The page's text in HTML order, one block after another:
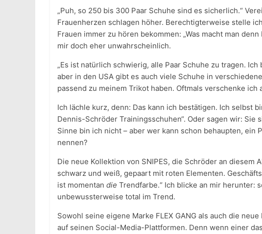
„Puh, so 250 bis 300 Paar Schuhe sind es sicherlich.“
Frauenherzen schlagen höher. Berechtigterweise stelle
Frauen immer zu hören bekommen: „Was macht man
mir doch eher unwahrscheinlich.
„Es ist natürlich schwierig, alle Paar Schuhe zu tragen.
aber in den USA gibt es auch viele Schuhe in
passend zu meinem Trikot haben. Oftmals verschenke ich
Ich lächle kurz, denn: Das kann ich bestätigen. Ich selbst
Dennis-Schröder Trainingsschuhen“. Oder sagen wir: Sie
Sinne bin ich nicht – aber wer kann schon behaupten, ein
nennen?
Die neue Kollektion von SNIPES, die Schröder an diesem
schwarz und weiß, gepaart mit roten Elementen.
ist momentan die Trendfarbe.“ Ich blicke an mir herunter:
unbewussterweise total im Trend.
Sowohl seine eigene Marke FLEX GANG als auch die
auf seinen Social-Media-Plattformen. Denn wenn einer